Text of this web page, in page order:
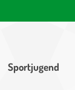
Sportjugend